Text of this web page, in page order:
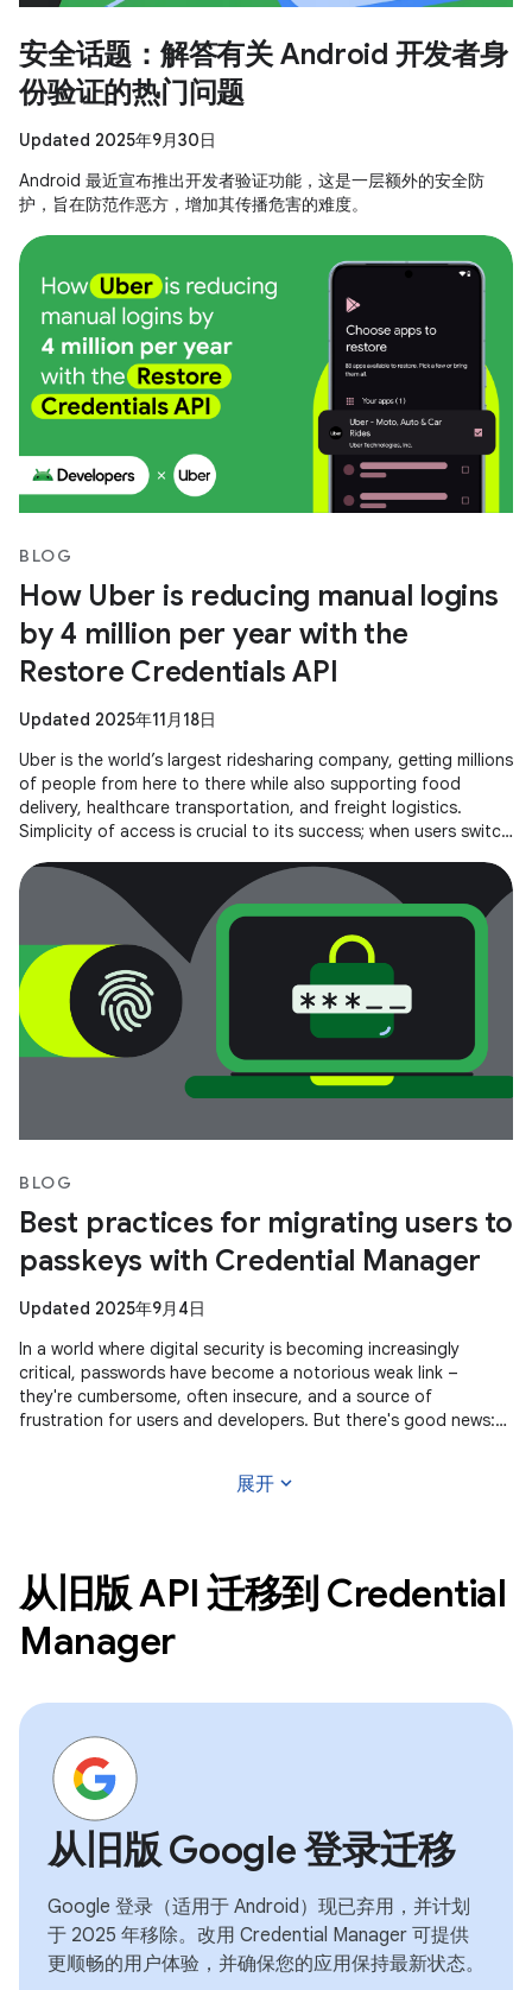
安全话题：解答有关 Android 开发者身
份验证的热门问题
Updated 2025年9月30日
Android 最近宣布推出开发者验证功能，这是一层额外的安全防
护，旨在防范作恶方，增加其传播危害的难度。
BLOG
How Uber is reducing manual logins
by 4 million per year with the
Restore Credentials API
Updated 2025年11月18日
Uber is the world’s largest ridesharing company, getting millions
of people from here to there while also supporting food
delivery, healthcare transportation, and freight logistics.
Simplicity of access is crucial to its success; when users switch
BLOG
Best practices for migrating users to
passkeys with Credential Manager
Updated 2025年9月4日
In a world where digital security is becoming increasingly
critical, passwords have become a notorious weak link –
they're cumbersome, often insecure, and a source of
frustration for users and developers. But there's good news:
展开 expand_more
从旧版 API 迁移到 Credential
Manager
从旧版 Google 登录迁移
Google 登录（适用于 Android）现已弃用，并计划
于 2025 年移除。改用 Credential Manager 可提供
更顺畅的用户体验，并确保您的应用保持最新状态。